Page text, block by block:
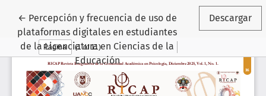
← Volver a los detalles del artículo
Percepción y frecuencia de uso de
plataformas digitales en estudiantes
de la Licenciatura en Ciencias de la
Educación
Descargar